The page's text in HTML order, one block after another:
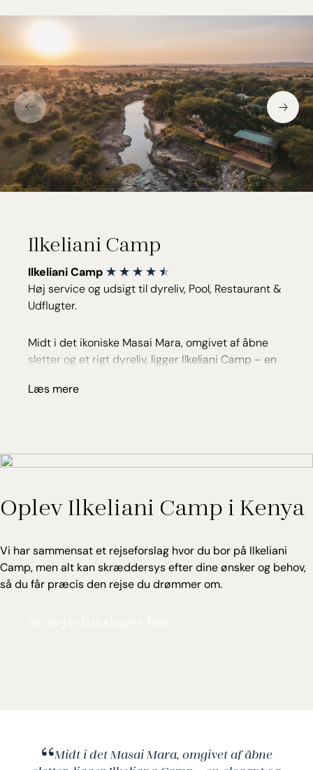
Ilkeliani Camp
Ilkeliani Camp
Høj service og udsigt til dyreliv, Pool, Restaurant &
Udflugter.
Midt i det ikoniske Masai Mara, omgivet af åbne
sletter og et rigt dyreliv, ligger Ilkeliani Camp – en
Beliggenheden med udsigt over floden og dyre­
Campen er lille og eksklusiv med blot tolv
indretning, der forener moderne elegance med
Her er dejlige fællesarealer som indbyder til
afslapning og ro. Frokost spises ude på den
hyggelige træterrasse ved floden, og aften-drinks
Læs mere
Oplev Ilkeliani Camp i Kenya
Vi har sammensat et rejseforslag hvor du bor på Ilkeliani
Camp, men alt kan skræddersys efter dine ønsker og behov,
så du får præcis den rejse du drømmer om.
Midt i det Masai Mara, omgivet af åbne